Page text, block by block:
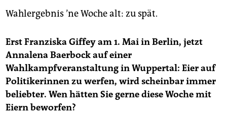
Wahlergebnis ’ne Woche alt: zu spät.
Erst Franziska Giffey am 1. Mai in Berlin, jetzt
Annalena Baerbock auf einer
Wahlkampfveranstaltung in Wuppertal: Eier auf
Politikerinnen zu werfen, wird scheinbar immer
beliebter. Wen hätten Sie gerne diese Woche mit
Eiern beworfen?